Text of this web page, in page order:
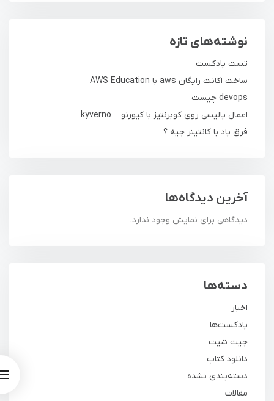
نوشته‌های تازه
تست پادکست
ساخت اکانت رایگان aws با AWS Education
devops چیست
اعمال پالیسی روی کوبرنتیز با کیورنو – kyverno
فرق پاد با کانتینر چیه ؟
آخرین دیدگاه‌ها
دیدگاهی برای نمایش وجود ندارد.
دسته‌ها
اخبار
پادکست‌ها
چیت شیت
دانلود کتاب
دسته‌بندی نشده
مقالات